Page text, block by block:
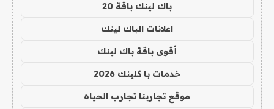
باك لينك باقة 20
اعلانات الباك لينك
أقوى باقة باك لينك
خدمات با كلينك 2026
موقع تجاربنا تجارب الحياه